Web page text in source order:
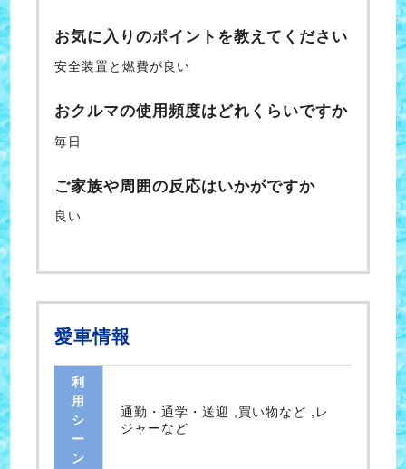
お気に入りのポイントを教えてください
安全装置と燃費が良い
おクルマの使用頻度はどれくらいですか
毎日
ご家族や周囲の反応はいかがですか
良い
愛車情報
利
用
シ
ー
ン
通勤・通学・送迎 ,買い物など ,レ
ジャーなど